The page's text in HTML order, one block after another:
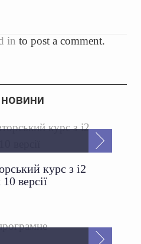
in to post a comment.
новини
курс з i2
версії